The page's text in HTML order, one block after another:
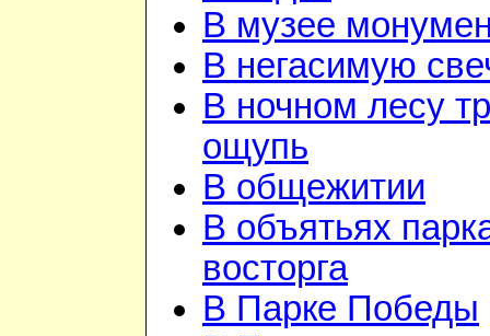
В музее
В негасимую
В ночном лесу
ощупь
В общежитии
В объятьях
восторга
В Парке Победы